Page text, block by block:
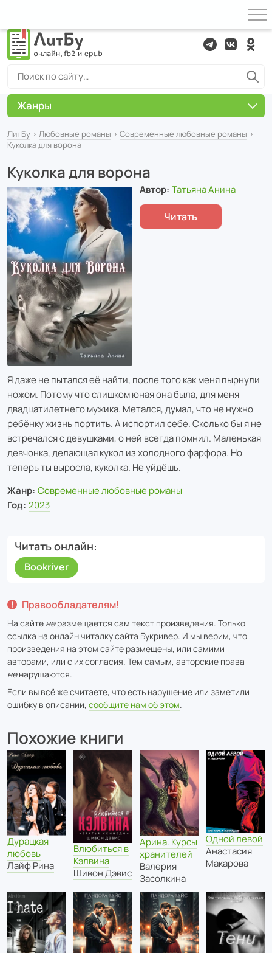
ЛитБу › Любовные романы › Современные любовные романы ›
Куколка для ворона
Куколка для ворона
Автор: Татьяна Анина
Читать
Я даже не пытался её найти, после того как меня пырнули
ножом. Потому что слишком юная она была, для меня
двадцатилетнего мужика. Метался, думал, что не нужно
ребёнку жизнь портить. А испортил себе. Сколько бы я не
встречался с девушками, о ней всегда помнил. Маленькая
девчонка, делающая кукол из холодного фарфора. Но
теперь ты выросла, куколка. Не уйдёшь.
Жанр: Современные любовные романы
Год: 2023
Читать онлайн
Bookriver
Правообладателям!
На сайте неразмещается сам текст произведения. Только
ссылка на онлайн читалку сайта Букривер. И мы верим, что
произведения на этом сайте размещены, или самими
авторами, или с их согласия. Тем самым, авторские права
ненарушаются.
Если вы всё же считаете, что есть нарушение или заметили
ошибку в описании, сообщите нам об этом.
Похожие книги
Дурацкая
любовь
Лайф Рина
Влюбиться в
Кэлвина
Шивон Дэвис
Арина. Курсы
хранителей
Валерия
Засолкина
Одной левой
Анастасия
Макарова
Жанры